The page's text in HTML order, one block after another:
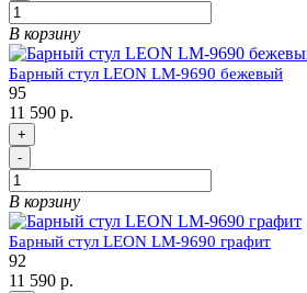
В корзину
Барный стул LEON LM-9690 бежевый
95
11 590 р.
+
-
В корзину
Барный стул LEON LM-9690 графит
92
11 590 р.